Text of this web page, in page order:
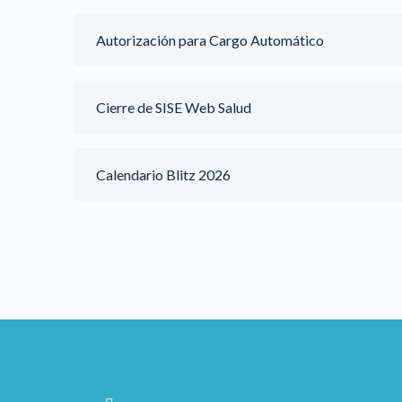
Autorización para Cargo Automático
Cierre de SISE Web Salud
Calendario Blitz 2026